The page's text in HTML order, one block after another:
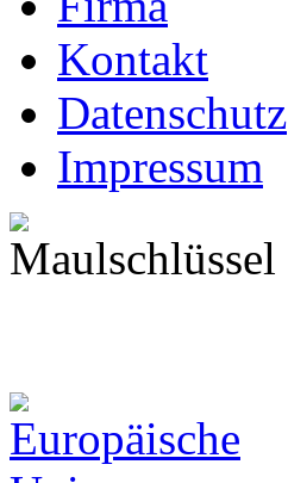
Kontakt
Datenschutz
Impressum